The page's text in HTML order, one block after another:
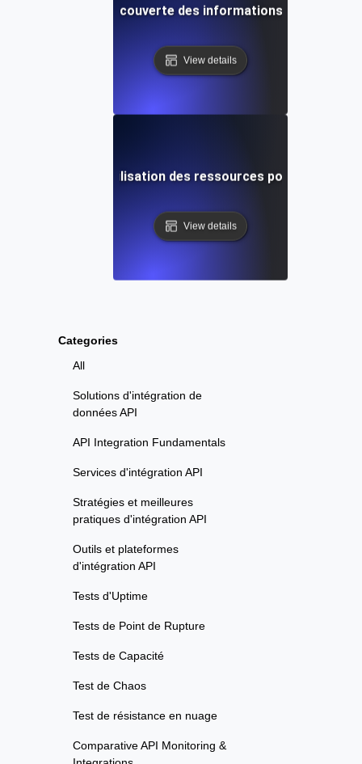
Categories
All
Solutions d'intégration de
données API
API Integration Fundamentals
Services d'intégration API
Stratégies et meilleures
pratiques d'intégration API
Outils et plateformes
d'intégration API
Tests d'Uptime
Tests de Point de Rupture
Tests de Capacité
Test de Chaos
Test de résistance en nuage
Comparative API Monitoring &
ressources : Découverte des informations critiques
View details
des tests de l'utilisation des ressources pour suivre
View details